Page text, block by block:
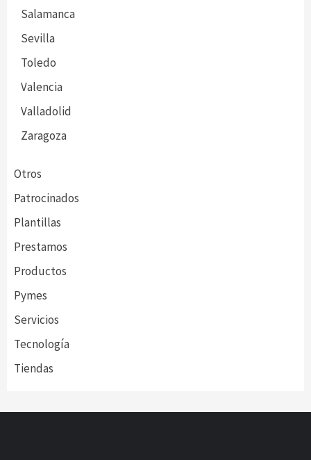
Salamanca
Sevilla
Toledo
Valencia
Valladolid
Zaragoza
Otros
Patrocinados
Plantillas
Prestamos
Productos
Pymes
Servicios
Tecnología
Tiendas